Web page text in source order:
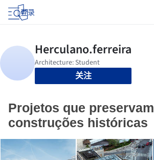
登录
关注
Projetos que preservam
construções históricas